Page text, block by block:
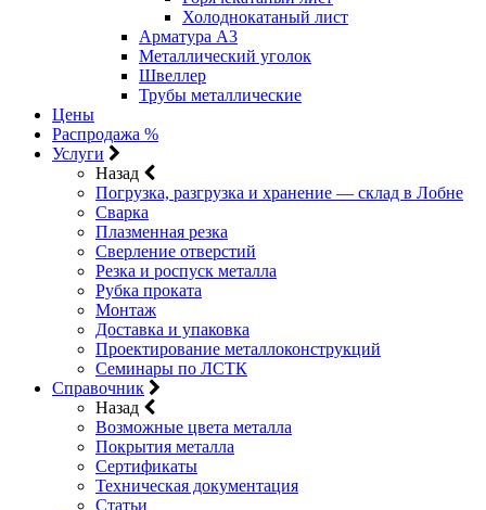
Холоднокатаный лист
Арматура А3
Металлический уголок
Швеллер
Трубы металлические
Цены
Распродажа %
Услуги
Назад
Погрузка, разгрузка и хранение — склад в Лобне
Сварка
Плазменная резка
Сверление отверстий
Резка и роспуск металла
Рубка проката
Монтаж
Доставка и упаковка
Проектирование металлоконструкций
Семинары по ЛСТК
Справочник
Назад
Возможные цвета металла
Покрытия металла
Сертификаты
Техническая документация
Статьи